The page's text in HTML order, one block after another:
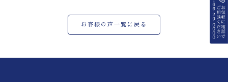
お客様の声一覧に戻る